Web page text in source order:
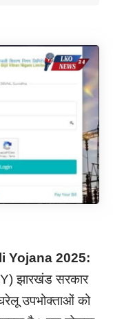
Yojana 2025:
झारखंड सरकार
उपभोक्ताओं को